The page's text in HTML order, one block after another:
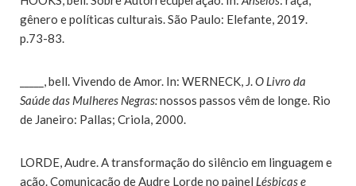
gênero e políticas culturais. São Paulo: Elefante, 2019.
p.73-83.
_____, bell. Vivendo de Amor. In: WERNECK, J.O Livro da
Saúde das Mulheres Negras:nossos passos vêm de longe. Rio
de Janeiro: Pallas; Criola, 2000.
LORDE, Audre. A transformação do silêncio em linguagem e
ação. Comunicação de Audre Lorde no painel Lésbicas e